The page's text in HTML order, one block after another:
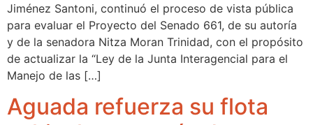
Jiménez Santoni, continuó el proceso de vista pública
para evaluar el Proyecto del Senado 661, de su autoría
y de la senadora Nitza Moran Trinidad, con el propósito
de actualizar la “Ley de la Junta Interagencial para el
Manejo de las […]
Aguada refuerza su flota